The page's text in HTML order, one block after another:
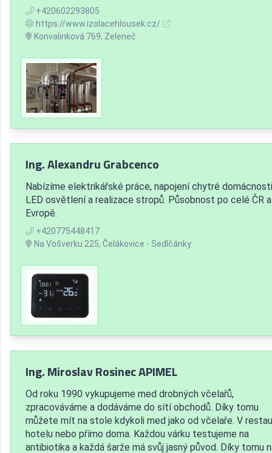
+420602293805
https://www.izolacehlousek.cz/
Konvalinková 769, Zeleneč
Ing. Alexandru Grabcenco
Nabízíme elektrikářské práce, napojení chytré
LED osvětlení a realizace stropů. Působnost po celé ČR a
Evropě.
+420775448417
Na Vošverku 225, Čelákovice - Sedlčánky
Ing. Miroslav Rosinec APIMEL
Od roku 1990 vykupujeme med drobných včelařů,
zpracováváme a dodáváme do sítí obchodů. Díky tomu
můžete mít na stole kdykoli med jako od včelaře. V
hotelu nebo přímo doma. Každou várku testujeme na
antibiotika a každá šarže má svůj jasný původ. Díky tomu